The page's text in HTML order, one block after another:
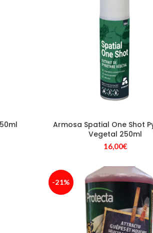
Armosa Spatial One Shot
Vegetal 250ml
16,00€
-21%